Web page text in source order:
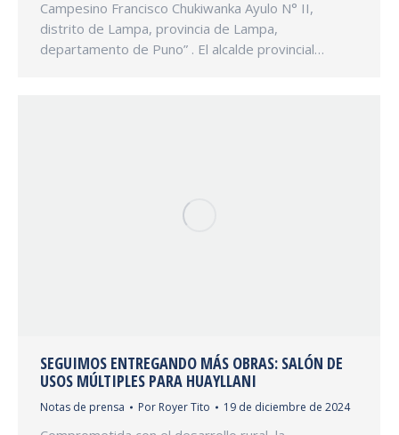
Campesino Francisco Chukiwanka Ayulo N° II,
distrito de Lampa, provincia de Lampa,
departamento de Puno” . El alcalde provincial…
SEGUIMOS ENTREGANDO MÁS OBRAS: SALÓN DE
USOS MÚLTIPLES PARA HUAYLLANI
Notas de prensa Por Royer Tito 19 de diciembre de 2024